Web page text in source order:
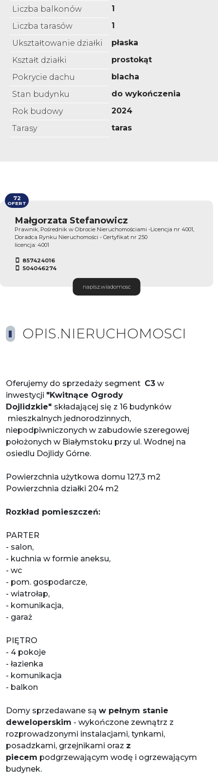
Liczba balkonów
1
Liczba tarasów
1
Ukształtowanie działki
płaska
Kształt działki
prostokąt
Pokrycie dachu
blacha
Stan budynku
do wykończenia
Rok budowy
2024
Tarasy
taras
Małgorzata Stefanowicz
Prawnik, Pośrednik w Obrocie Nieruchomościami -Licencja nr 4001,
Doradca Rynku Nieruchomości - Certyfikat nr 250
licencja: 4001
857424016
504046274
napisz.wiadomosc
72
OFERT
OPIS.NIERUCHOMOSCI
Oferujemy do sprzedaży segment C3 w
inwestycji "Kwitnące Ogrody
Dojlidzkie" składającej się z 16 budynków
mieszkalnych jednorodzinnych,
niepodpiwniczonych w zabudowie szeregowej
położonych w Białymstoku przy ul. Wodnej na
osiedlu Dojlidy Górne.
Powierzchnia użytkowa domu 127,3 m2
Powierzchnia działki 204 m2
Rozkład pomieszczeń:
PARTER
- salon,
- kuchnia w formie aneksu,
- wc
- pom. gospodarcze,
- wiatrołap,
- komunikacja,
- garaż
PIĘTRO
- 4 pokoje
- łazienka
- komunikacja
- balkon
Domy sprzedawane są w pełnym stanie
deweloperskim - wykończone zewnątrz z
rozprowadzonymi instalacjami, tynkami,
posadzkami, grzejnikami oraz z
piecem podgrzewającym wodę i ogrzewającym
budynek.